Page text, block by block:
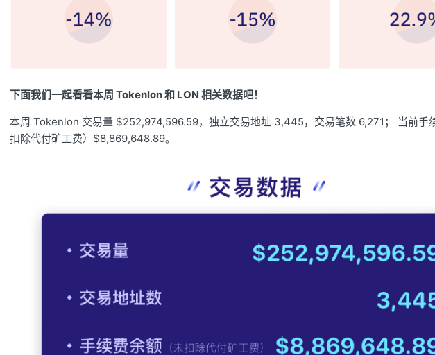
下面我们一起看看本周 Tokenlon 和 LON 相关数据吧！
本周 Tokenlon 交易量 $252,974,596.59，独立交易地址 3,445，交易笔数 6,271； 当前手
扣除代付矿工费）$8,869,648.89。